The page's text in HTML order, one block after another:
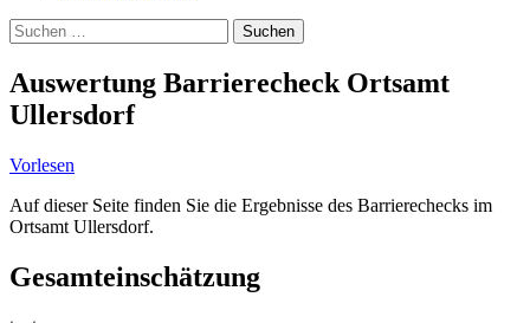
Suche
Suchen
nach:
Auswertung Barrierecheck Ortsamt
Ullersdorf
Vorlesen
Auf dieser Seite finden Sie die Ergebnisse des Barrierechecks im
Ortsamt Ullersdorf.
Gesamteinschätzung